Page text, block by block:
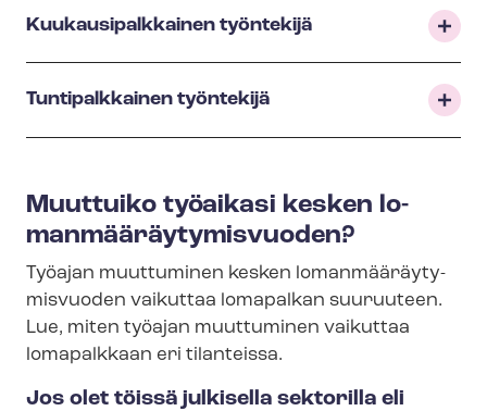
Kuu­kausi­palk­kai­nen työntekijä
Tuntipalkkainen työntekijä
Muuttuiko työaikasi kesken lo­
man­mää­räy­ty­mis­vuo­den?
Työajan muuttuminen kesken lo­man­mää­räy­ty­
mis­vuo­den vaikuttaa lomapalkan suuruuteen.
Lue, miten työajan muuttuminen vaikuttaa
lomapalkkaan eri tilanteissa.
Jos olet töissä julkisella sektorilla eli